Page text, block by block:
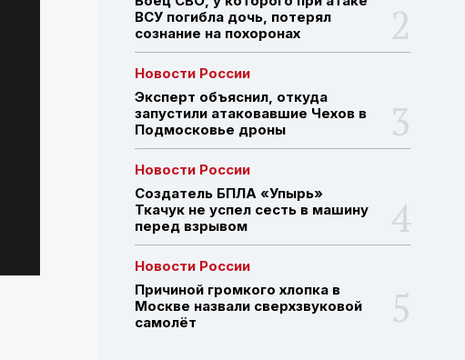
ПОИСК ПО САЙТУ
ВСУ погибла дочь, потерял
сознание на похоронах
Новости России
Эксперт объяснил, откуда
запустили атаковавшие Чехов в
Подмосковье дроны
Новости России
Создатель БПЛА «Упырь»
Ткачук не успел сесть в машину
перед взрывом
Новости России
Причиной громкого хлопка в
Москве назвали сверхзвуковой
самолёт